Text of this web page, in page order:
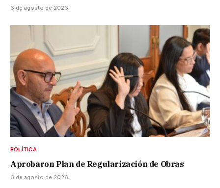
6 de agosto de 2026
POLÍTICA
Aprobaron Plan de Regularización de Obras
6 de agosto de 2026